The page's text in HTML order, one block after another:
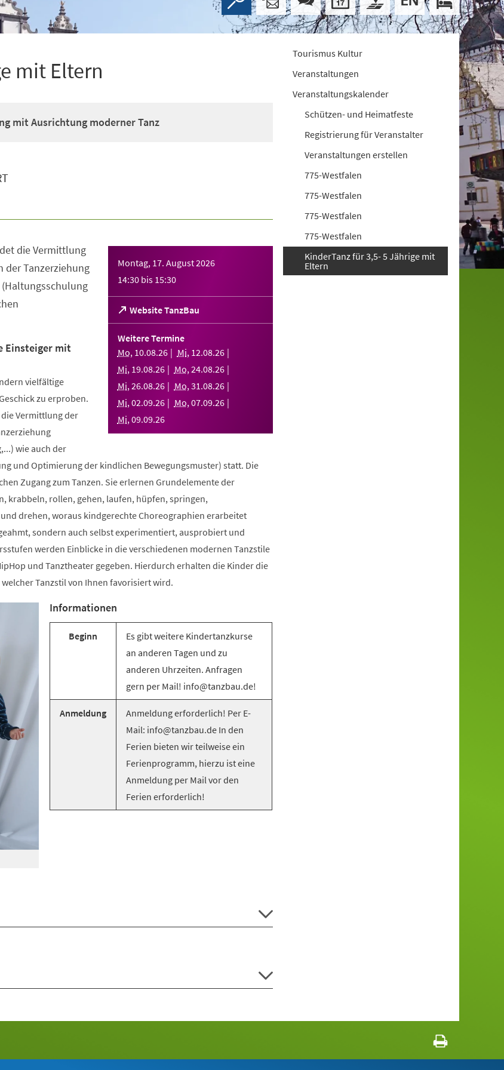
mit Eltern
mit Ausrichtung moderner Tanz
Montag, 17. August 2026
14:30 bis 15:30
Website TanzBau
(Öffnet
in
einem
Tab)
Weitere Termine
Mo, 10.08.26 Mi, 12.08.26
Mi, 19.08.26 Mo,24.08.26
Mi,26.08.26 Mo,31.08.26
Mi,02.09.26 Mo,07.09.26
Mi,09.09.26
die Vermittlung
der Tanzerziehung
Einsteiger mit
vielfältige
zu erproben.
Vermittlung der
wie auch der
und Optimierung der kindlichen Bewegungsmuster) statt. Die
Zugang zum Tanzen. Sie erlernen Grundelemente der
krabbeln, rollen, gehen, laufen, hüpfen, springen,
drehen, woraus kindgerechte Choreographien erarbeitet
sondern auch selbst experimentiert, ausprobiert und
werden Einblicke in die verschiedenen modernen Tanzstile
und Tanztheater gegeben. Hierdurch erhalten die Kinder die
Tanzstil von Ihnen favorisiert wird.
Informationen
Beginn
Es gibt weitere Kindertanzkurse
an anderen Tagen und zu
anderen Uhrzeiten. Anfragen
gern per Mail! info@tanzbau.de!
Anmeldung
Anmeldung erforderlich! Per E-
Mail: info@tanzbau.de In den
Ferien bieten wir teilweise ein
Ferienprogramm, hierzu ist eine
Anmeldung per Mail vor den
Ferien erforderlich!
Tourismus Kultur
Veranstaltungen
Veranstaltungskalender
Schützen- und Heimatfeste
Registrierung für Veranstalter
Veranstaltungen erstellen
775-Westfalen
775-Westfalen
775-Westfalen
775-Westfalen
KinderTanz für 3,5- 5 Jährige mit
Eltern